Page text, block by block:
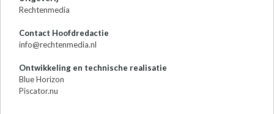
Rechtenmedia
Contact Hoofdredactie
info@rechtenmedia.nl
Ontwikkeling en technische realisatie
Blue Horizon
Piscator.nu